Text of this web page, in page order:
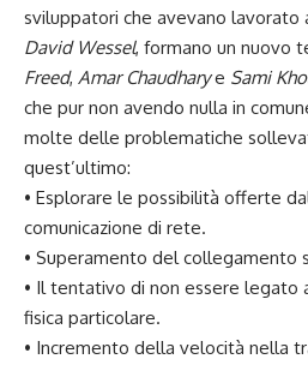
sviluppatori che avevano lavorato
David Wessel, formano un nuovo
Freed, Amar Chaudharye Sami
che pur non avendo nulla in
molte delle problematiche
quest’ultimo:
• Esplorare le possibilità offerte
comunicazione di rete.
• Superamento del collegamento
• Il tentativo di non essere legato
fisica particolare.
• Incremento della velocità nella